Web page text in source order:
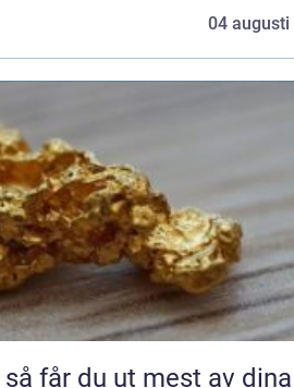
04 augusti